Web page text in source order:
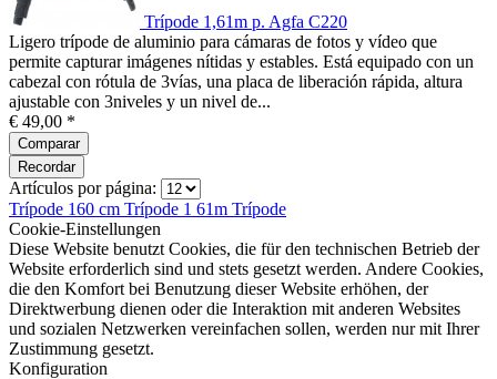
Trípode 1,61m p. Agfa C220
Ligero trípode de aluminio para cámaras de fotos y vídeo que
permite capturar imágenes nítidas y estables. Está equipado con un
cabezal con rótula de 3vías, una placa de liberación rápida, altura
ajustable con 3niveles y un nivel de...
€ 49,00 *
Comparar
Recordar
Artículos por página:
Trípode 160 cm Trípode 1 61m Trípode
Cookie-Einstellungen
Diese Website benutzt Cookies, die für den technischen Betrieb der
Website erforderlich sind und stets gesetzt werden. Andere Cookies,
die den Komfort bei Benutzung dieser Website erhöhen, der
Direktwerbung dienen oder die Interaktion mit anderen Websites
und sozialen Netzwerken vereinfachen sollen, werden nur mit Ihrer
Zustimmung gesetzt.
Konfiguration